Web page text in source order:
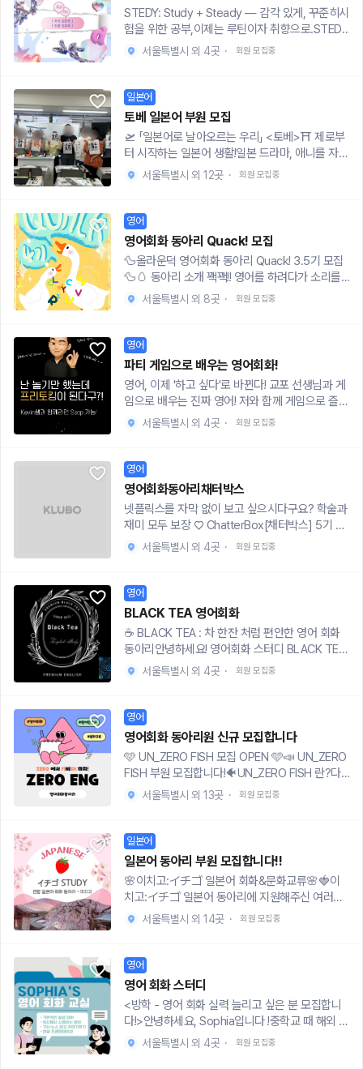
안 오른다고 느끼셨다면, 이번 시범 클래스에서 확
실한 전략을 얻고 고득점을 도전해보세요.
회화부터 HSK 자격증 대비까지 맞춤형 커리큘럼•
중국 친구와의 실시간 통화 연습을 통한 자연스러
운 회화 훈련• 소규모 클래스로 꼼꼼한 피드백과
분 (5~6급은 추후 진행 예정)• 중국 여행 계획 중
이신 분• 학원은 부담스럽고 가볍게 시작해보고 싶
은 분• 중국 드라마, 음악, 음식 등 중국 문화에 관
심 있는 분🎠 🏡수업 장소합정 / 문래 인근 카페 또
는 스카📚수업 구성 (예시 커리큘럼)1회차 | Zoo
m 인터뷰• 레벨 테스트, 수업 방향 안내2회차 | 성
으로 진행3회차 | 실생활 표현• 바로 써먹는 실용
중국어 회화4회차 | 드라마 & 영화 학습• 예시 작
품: 你的婚礼, 少年的你, 刚好遇见你• 5~10분
단위로 끊어보고 배우기+ 특별활동: 중국 음식 맛
집 도장깨기! 📢안내 사항• 1회당 / 50분 진행• 수
업료: 회당 10,000원 (대관비 포함)• 첫 수업은 시
어요!https://forms.gle/RFX6NgqACrFGLPdX
6 ☎️궁금한 점 문의https://open.kakao.com/o/
s2m4zOUg *지원자가 많을 경우 답변이 다소 늦
어질 수 있어요. 양해 부탁드립니다!
STEDY: Study + Steady — 감각 있게, 꾸준히시
험을 위한 공부,이제는 루틴이자 취향으로.STEDY
는 20대를 위한 토익·토플 집중 스터디 모임입니
구성 ]📘 토익 집중반– 목표 점수별 맞춤 트랙 (60
0+ / 700+ / 800+)– 최신 기출 반영 문제로 실전
감 있게– 매회 실전 모의고사 + 오답 분석– 파트별
빈출 유형 공략 & 템플릿 제공→ 단기간 점수 상승
이 필요한 분,→ 꾸준히 실력 쌓고 싶은 분께 추천!
📘 토플 입문반 – 기본 문법 & 어휘부터 탄탄히– R
습→ 토플을 처음 시작하는 분도 부담 없이 시작할
수 있어요.[ 모집 안내 ]모집 인원: 각 반 6명진행
장소: 홍대 인근 스터디룸진행 일정: 주 1회 (2시간
내외)입회비: 3,000원 (노쇼 방지용)※ 거리상 너
원서 작성https://forms.gle/pcPBkdXBSrrCRfu
STEDY-2320fc1a818480b8af2dc31c3fa3ef4
9?source=copy_link꾸준함은 가장 멋진 속도예
요.STEDY와 함께, 감각 있게 공부해요.
서울특별시 외 4곳 · 회원 모집중
일본어
토베 일본어 부원 모집
🛫 「일본어로 날아오르는 우리」 <토베>⛩️ 제로부
터 시작하는 일본어 생활!일본 드라마, 애니를 자막
없이 보고 싶은 분🙋‍♀️일본인 친구와 자유롭게 대화
최애의 아이 등)- 프리토킹 시간 & 원어민과 소통
찬스!- 가끔은 번개모임으로 친목도 쌓아요 🙂📍
모임 정보- 대상: 서울·경기 거주 98~06년생 청
년- 장소: 스터디룸 대여 / 회비: 1회 1만원- 일정:
주 1회 (참가자 일정에 맞춰 조율)전화면접 있음
(신청 후 노쇼 방지 목적)📌 신청 링크 👉 https://
고해 주세요! 즉각 처리하겠습니다.
서울특별시 외 12곳 · 회원 모집중
영어
영어회화 동아리 Quack! 모집
🦆올라운덕 영어회화 동아리 Quack! 3.5기 모집
🦆🥚 동아리 소개 꽥꽥!! 영어를 하려다가 소리를
내어버리셨나요?!분명 영어는 2등급인데 외국인이
나서 다시 생각하고 싶나요!?영어슬랭에 대해서 더
배워보고 싶으신가요!?Queen Never Cry. 영어
동아리 QUACK(꽥)과 함께라면 할 수 있습니다!
👸🏽🥚 활동 내용저희는 duck & goose 그룹으
로 나누어집니다!🦆duck : 완전 초보/입문/입떼
기/놀면서 가볍게/자신감 키우기 - 미드,영드,애니
초~중급/일말의 자신감이 있는 구스/쉬운 주제의
토론 진행 - 가벼운 주제로 영어 토론 진행 - 외국
인 학생과 교류(한국 방문한 외국인을 위한 투어,
보드게임,체험 진행)※ 꼭 해당 그룹에 해당되는 활
동만 해야하는 것은 아닙니다! 융통성있게 QUAC
K!- 2차 면접 및 오티 이후 주1회 혹은 격주로 영어
어, 원데이 클래스 참여 등등 다양한 친목 활동이
있을 수 있습니다.(단, 필수 참여 활동이 아닌 선택
사항이며, 참여를 강요하는 분위기 역시 절대 형성
하지 않습니다.)🥚 활동 기간 및 시간기간 : 2025.
6월 중순 ~2025. 8월 말시간 : 정기모임 - 월 수
토 저녁 6시30분 (택 1) * 시험 기간에는 2~3주
나 카페 , bar에서 진행하여 매번 장소가 변경될 수
있습니다. ✔️1,2기 주요 활동 장소 : 신도림~문래
부근 카페, 신촌 두드림 스터디룸 🥚 회비 : 달에 1
5000원 - 회비 사용 내역은 투명하게 공개 되며
장소 대관 및 동아리 운영비에 사용 됩니다. - 그
외 친분 모임 or 추가 발생 비용은 참가자에 한해
에서 활동 가능한 서울/경기 수도권 대학(원)생
(재학생 및 휴학생 포함)-서울 거주인원 우대합니
다! ❗️영어 공부 외 사적인 목적을 갖고 들어오시는
분은 사절 꽥! 🐣모집 내용모집 인원 : 30명 내외
월~7.31목면접 일정 : 7.22화~8.2토*면접은 대면
간 안내 드릴 예정입니다.최종 합격자 발표 : 8.3
(일)저녁 (합격자에 한해 개별적으로 연락드립니
다. 조기 합격 연락드릴 수 있습니다.) ❗️많은 인원이
몰릴 시, 모집은 조기 종료될 수 있음 꽥!🐣신청 서
류 작성 및 절차 : https://forms.gle/fcJDku7ts
UnaHA439절차 : 서류접수>3일 내 연락>통화 면
서울특별시 외 8곳 · 회원 모집중
영어
파티 게임으로 배우는 영어회화!
영어, 이제 '하고 싶다'로 바뀐다! 교포 선생님과 게
임으로 배우는 진짜 영어! 저와 함께 게임으로 즐겁
게 영어 실력을 키워나갈 멤버들을 모집해요. 실생
Kean University college of education- Seton
Hall University TESOL certification- 미국 10년
거주- 현재 영어 학원 창업 준비중 ■ 핵심은 '재
미'와 '실전'딱딱한 교재 대신, 미국에서 인기 있는
술게임 & 파티 게임들을 변형해서 놀이처럼 영어
를 익혀요! 몰랐던 나를 발견하고, 만들 수 있을 거
건 바로바로 질문하고, 말할 기회도 훨씬 많겠죠?
MBTI가 I이신 분들도 문제 없어요! ■ 체계적인 3
주 커리큘럼그냥 노는 게 아니죠! 3주 동안 탄탄한
목표를 가지고 영어 실력을 레벨 업 시켜드릴게요.
표현 연습하기 어색함은 던져버리고, 나 자신을 영
는 절대 ~해본 적 없어!" 솔직 고백하며 서로 알아
가기 2주차: 묘사 & 설명 능력 만렙 찍기 사물, 사
람, 내 생각을 영어로 디테일하게 표현하기! - "Wh
o Am I? + Guess the phrase": 이마에 붙은 내
정체(문장)를 질문으로 맞춰보기! 3주차: 의견 교
환 & 스토리텔링 연습내 의견을 당당하게 말하고,
대입구 or 신림 부근 카페평일 or 주말 16시 이후
■수업 비용1회당 20,000원대학생 할인 8,000원
(첫 수업은 무료로 체험 가능!) ■지원 방법 및 문의
아래 폼으로 지원!https://moaform.com/q/u4U
RFP인스타: @gallag_kevin 영어 공부가 아직도
숙제처럼 느껴진다면? 저와 함께 영어로 신나게
서울특별시 외 4곳 · 회원 모집중
영어
영어회화동아리채터박스
넷플릭스를 자막 없이 보고 싶으시다구요? 학술과
재미 모두 보장 ♡ ChatterBox[채터박스] 5기 신
입부원 모집합니다.길가다가 외국인이 길을 물어
아리 《채터박스》에서 함께 유창해질 친구들을 구
합니다.영어로 자유롭게 대화하며 회화실력 늘려
가요!질리지 않고 꾸준히 영어공부하고 싶은 서울
권 대학교 어문학도들이 모여 만든 동아리입니다
🗣️딱딱하지 않고, 지루하지 않고 즐겁게 다같이 공
부해요! 🎈 Activities ✓ [대략적인 활동 과정]#
려움 없이 신청해주세요! # 미드 한 에피소드 속 3
가지 장면 시청 # 자막없이 미드 한편 보기가 우리
의 목표!✅ 부원들의 스케줄에 맞춰서 주 1회 모입
니다. (정기모임 요일과 시간을 정할 예정입니다!)
n 99입니다! 올해의 영미드를 결정할 사람은 바로
분하게만 활동할 수는 없으니까! 다같이 친해지는
시간 제공합니다 😍# Where -홍대 셀스스터디
룸, 스터디카페와 제휴를 맺고 있어서 저렴한 가격
으로 공부할 수 있습니다! -스터디 룸 대관 비용 1/
n (회당 약 3-5천원)*활동비 사용 내역은 투명하
게 공개됩니다# Schedule - 추가 모집 기간: 여름
-활동시작일 : 2025년 7월 16일 ~2025 하반기
진행 예정 - 가입비/회비 : 없음운영진 소개: 4기
운영을 막 마친 한양대 영문학도 회장과 서울권 대
학생 4명으로 구성되어있습니다지원링크https://
naver.me/xKtjjeeH인스타https://www.instag
ram.com/shwkakshr/profilecard
서울특별시 외 4곳 · 회원 모집중
영어
BLACK TEA 영어회화
☕️ BLACK TEA : 차 한잔 처럼 편안한 영어 회화
동아리안녕하세요! 영어회화 스터디 BLACK TEA
에 관심 가져주셔서 감사합니다!! 😊영어 실력을
힐 수 있어요!BLACK TEA는 영어회화를 중심으로
한 스터디홍차를 마시며 편안하게 영어를 배우는
분위기를 지향합니다. 영어 실력을 향상시키고자
하는 분들에게 최적의 환경을 제공합니다.🗓 활동
내용* 주 1~2회 영어회화 세션: 실생활에서 활용
가능한 표현을 중심으로 한 회화 연습* Article 작
등을 통해 회원 간의 유대 강화* 어학 시험 대비:
토익, 토플 등 어학 시험을 준비하는 스터디 그룹
운영*기본 회화 연습 & Weekly Challenge☀️심
화 활동* Weekly Debate & Roundtable: 시사·
onunciation & Shadowing Clinic: L/R·TH 사운
ess & Academic English: 사례 연구 발표, 보고
서·에세이 첨삭, 학술 발표 피드백* Media Club:
월별 영화·드라마·유튜브 영상 시청 후 표현 분석·
토론* Networking Night: 어학원·기업·해외 인턴
선배 초청 강연 및 Q&A* Language Exchange:
교환학생·원어민 회화 파트너 매칭📌 모집 안내*
서울특별시 외 4곳 · 회원 모집중
영어
영어회화 동아리원 신규 모집합니다
🩵 UN_ZERO FISH 모집 OPEN 🩵📣 UN_ZERO
FISH 부원 모집합니다!🐠UN_ZERO FISH 란?다
양한 주제로 회화&교류 활동을 하는 영(ZERO)어
면?영어는 배우고 싶은데 용기가 필요하다면?재
미있게 사람들과 교류하며 보람있는 활동을 원한
다면?🌟NEW UN_ZERO FISH 이 되어보세요!🌟
🐠지원 자격서울에서 활동 가능한 대학생/직장인
모두 환영합니다!🐠면접 일정서류 합격자에 한해
별도 공지드리며아래 폼 링크 통해 지원해주세요!
수 참여입니다. 시험기간에는 격주 활동입니다.🐠
지원서 - 폼지원: https://naver.me/54LotRpe
💡미래의 제로피시분들의 많은 지원 바랍니다 !💡
💡UN_ZERO FISH의 활동이 궁금하시다면?💡🏠
ZERO FISH 활동https://curse-stoplight-461.n
otion.site/ZERO-FISH-1abf21870e588094a
서울특별시 외 13곳 · 회원 모집중
일본어
일본어 동아리 부원 모집합니다!!
🌸이치고:イチゴ 일본어 회화&문화교류🌸🍓이
치고:イチゴ 일본어 동아리에 지원해주신 여러분
환영합니다~ (●'◡'●)✔️재미있게 일본어 시작하
많아 교류하고 싶은 분들!✔️실제 일본 원어민분들
과 가벼운 회화까지 도전해보고 싶으셨던 분들!위
해 동아리 운영에 힘쓰고 있으니 많은 관심 부탁드
려요~ :)🍓지원자격- 서울에서 모임 활동이 가능
하신 분- 일본어에 관심이 있고 열심히 참여하실
분- 대학생, 대학원생, 직장인 모두 지원가능🍓모
서울특별시 외 14곳 · 회원 모집중
영어
영어 회화 스터디
<방학 - 영어 회화 실력 늘리고 싶은 분 모집합니
다!>안녕하세요, Sophia입니다 !중학교 때 해외 유
학을 간 이후로 영어를 자연스럽게 사용하게 되었
서울특별시 외 4곳 · 회원 모집중